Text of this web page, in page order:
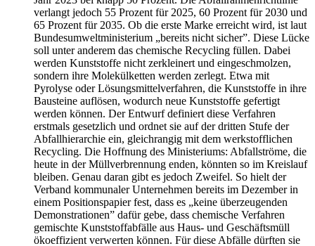
verlangt jedoch 55 Prozent für 2025, 60 Prozent für 2030 und
65 Prozent für 2035. Ob die erste Marke erreicht wird, ist laut
Bundesumweltministerium „bereits nicht sicher”. Diese Lücke
soll unter anderem das chemische Recycling füllen. Dabei
werden Kunststoffe nicht zerkleinert und eingeschmolzen,
sondern ihre Molekülketten werden zerlegt. Etwa mit
Pyrolyse oder Lösungsmittelverfahren, die Kunststoffe in ihre
Bausteine auflösen, wodurch neue Kunststoffe gefertigt
werden können. Der Entwurf definiert diese Verfahren
erstmals gesetzlich und ordnet sie auf der dritten Stufe der
Abfallhierarchie ein, gleichrangig mit dem werkstofflichen
Recycling. Die Hoffnung des Ministeriums: Abfallströme, die
heute in der Müllverbrennung enden, könnten so im Kreislauf
bleiben. Genau daran gibt es jedoch Zweifel. So hielt der
Verband kommunaler Unternehmen bereits im Dezember in
einem Positionspapier fest, dass es „keine überzeugenden
Demonstrationen” dafür gebe, dass chemische Verfahren
gemischte Kunststoffabfälle aus Haus- und Geschäftsmüll
ökoeffizient verwerten können. Für diese Abfälle dürften sie